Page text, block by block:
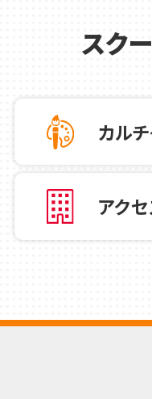
新しいWEBチラ
当社ホームペー
お知らせ ドメイ
2026.05.09 カ
🎁いつでもご利
スク
カル
アク